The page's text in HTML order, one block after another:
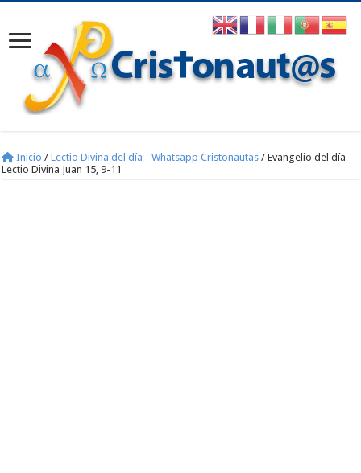
Inicio / Lectio Divina del día - Whatsapp Cristonautas / Evangelio del día –
Lectio Divina Juan 15, 9-11